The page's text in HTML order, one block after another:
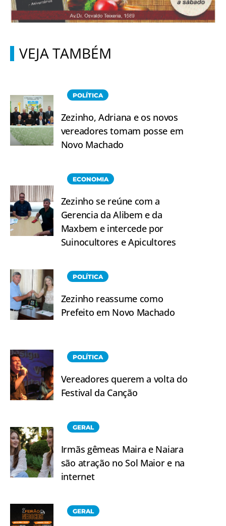
VEJA TAMBÉM
POLÍTICA
Zezinho, Adriana e os novos
vereadores tomam posse em
Novo Machado
ECONOMIA
Zezinho se reúne com a
Gerencia da Alibem e da
Maxbem e intercede por
Suinocultores e Apicultores
POLÍTICA
Zezinho reassume como
Prefeito em Novo Machado
POLÍTICA
Vereadores querem a volta do
Festival da Canção
GERAL
Irmãs gêmeas Maira e Naiara
são atração no Sol Maior e na
internet
GERAL